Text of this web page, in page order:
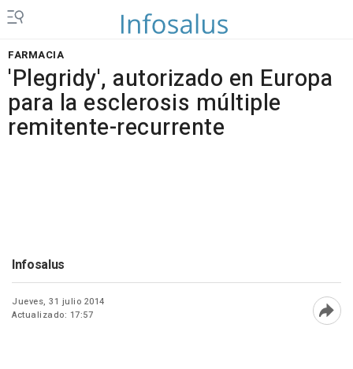
FARMACIA
'Plegridy', autorizado en Europa
para la esclerosis múltiple
remitente-recurrente
Infosalus
Jueves, 31 julio 2014
Actualizado: 17:57